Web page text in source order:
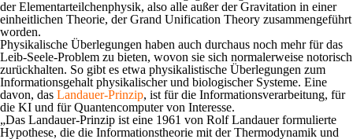
der Elementarteilchenphysik, also alle außer der Gravitation in einer
einheitlichen Theorie, derGrand Unification Theory zusammengeführt
worden.
Physikalische Überlegungen haben auch durchaus noch mehr für das
Leib-Seele-Problem zu bieten, wovon sie sich normalerweise notorisch
zurückhalten. So gibt es etwa physikalistische Überlegungen zum
Informations­gehalt physikalischer und biologischer Systeme. Eine
davon, das Landauer-Prinzip, ist für die Informationsverarbeitung, für
die KI und für Quantencomputer von Interesse.
„Das Landauer-Prinzip ist eine 1961 von Rolf Landauer formulierte
Hypothese, die die Informationstheorie mit der Thermodynamik und